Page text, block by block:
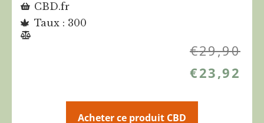
CBD.fr
Taux : 300
€29,90
€23,92
Acheter ce produit CBD